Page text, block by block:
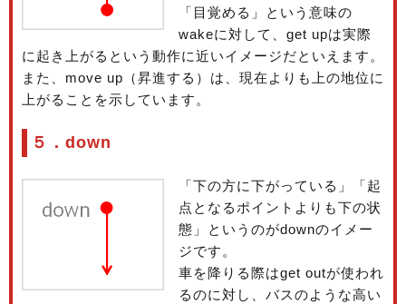
「目覚める」という意味の
wakeに対して、get upは実際
に起き上がるという動作に近いイメージだといえます。
また、move up（昇進する）は、現在よりも上の地位に
上がることを示しています。
５．down
「下の方に下がっている」「起
点となるポイントよりも下の状
態」というのがdownのイメー
ジです。
車を降りる際はget outが使われ
るのに対し、バスのような高い